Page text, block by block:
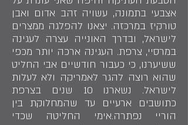
אצבעי בתמונה, עשויה זהב אדום ואבן
טורקיז במרכזה. יצאנו להפלגה ממצרים
לישראל, ובדרך האונייה עצרה לעגינה
במרסיי, צרפת. העגינה ארכה יותר מכפי
ששיערנו, כי כעבור חודשיים אבי החליט
שהוא רוצה להגר לאמריקה ולא לעלות
לישראל. נשארנו 10 שנים בצרפת
כתושבים ארעיים עד שהמחלוקת בין
הוריי נפתרה.אימי החליטה שכדי